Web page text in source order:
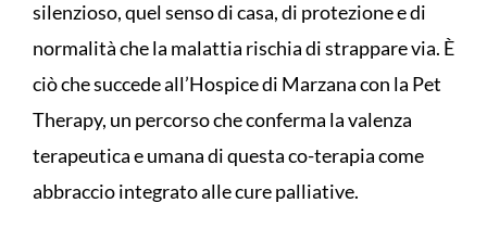
silenzioso, quel senso di casa, di protezione e di
normalità che la malattia rischia di strappare via. È
ciò che succede all’Hospice di Marzana con la Pet
Therapy, un percorso che conferma la valenza
terapeutica e umana di questa co-terapia come
abbraccio integrato alle cure palliative.